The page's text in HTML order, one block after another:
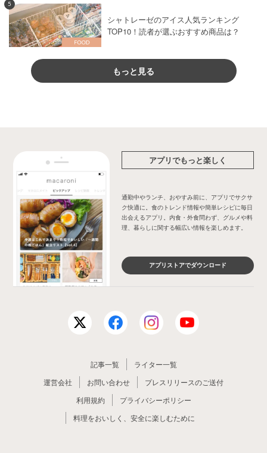
5
シャトレーゼのアイス人気ランキング
TOP10！読者が選ぶおすすめ商品は？
もっと見る
アプリでもっと楽しく
通勤中やランチ、おやすみ前に、アプリでサクサ
ク快適に。食のトレンド情報や簡単レシピに毎日
出会えるアプリ。内食・外食問わず、グルメや料
理、暮らしに関する幅広い情報を楽しめます。
アプリストアでダウンロード
記事一覧
ライター一覧
運営会社
お問い合わせ
プレスリリースのご送付
利用規約
プライバシーポリシー
料理をおいしく、安全に楽しむために